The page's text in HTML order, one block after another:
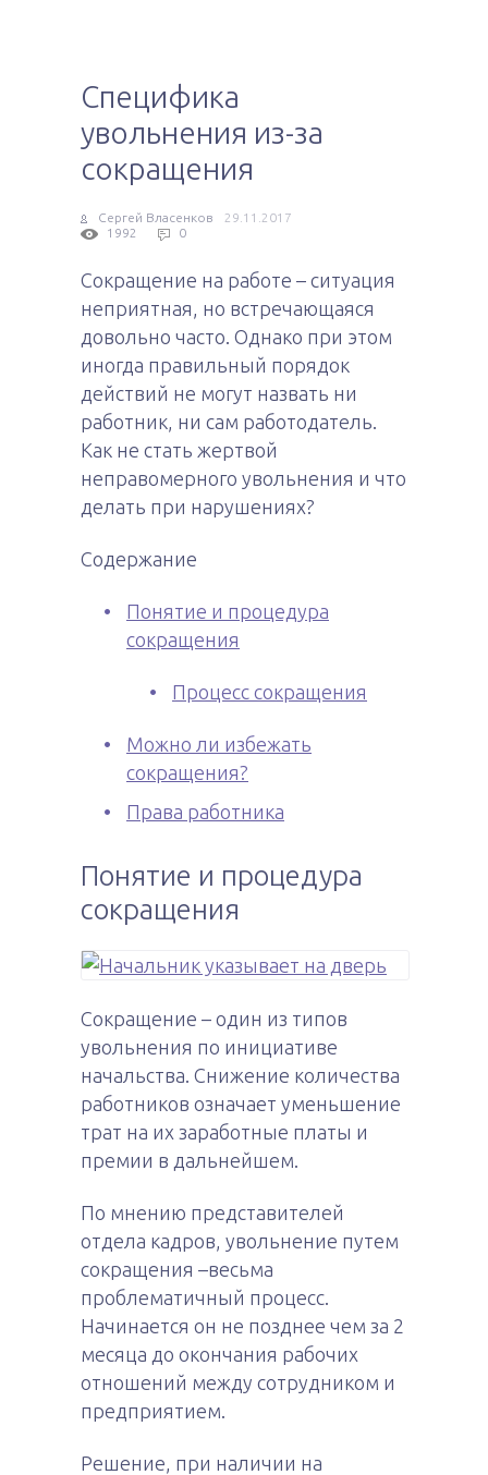
Специфика
увольнения из-за
сокращения
Сергей Власенков
29.11.2017
1992
0
Сокращение на работе – ситуация
неприятная, но встречающаяся
довольно часто. Однако при этом
иногда правильный порядок
действий не могут назвать ни
работник, ни сам работодатель.
Как не стать жертвой
неправомерного увольнения и что
делать при нарушениях?
Содержание
Понятие и процедура
сокращения
Процесс сокращения
Можно ли избежать
сокращения?
Права работника
Понятие и процедура
сокращения
Сокращение – один из типов
увольнения по инициативе
начальства. Снижение количества
работников означает уменьшение
трат на их заработные платы и
премии в дальнейшем.
По мнению представителей
отдела кадров, увольнение путем
сокращения –весьма
проблематичный процесс.
Начинается он не позднее чем за 2
месяца до окончания рабочих
отношений между сотрудником и
предприятием.
Решение, при наличии на